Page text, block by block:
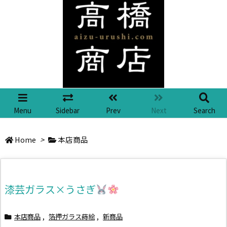
Menu Sidebar Prev Next Search
Home > 本店商品
漆芸ガラス×うさぎ
本店商品 , 箔押ガラス蒔絵 , 新商品